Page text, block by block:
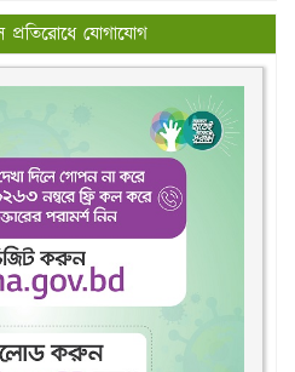
প্রতিরোধে যোগাযোগ